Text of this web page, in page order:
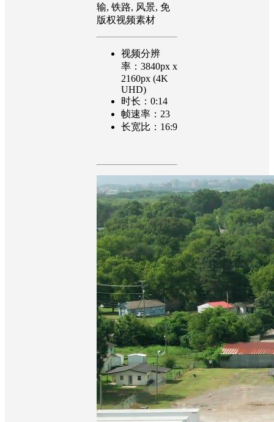
输, 铁路, 风景, 免
版权视频素材
视频分辨
率：3840px x
2160px (4K
UHD)
时长：0:14
帧速率：23
长宽比：16:9